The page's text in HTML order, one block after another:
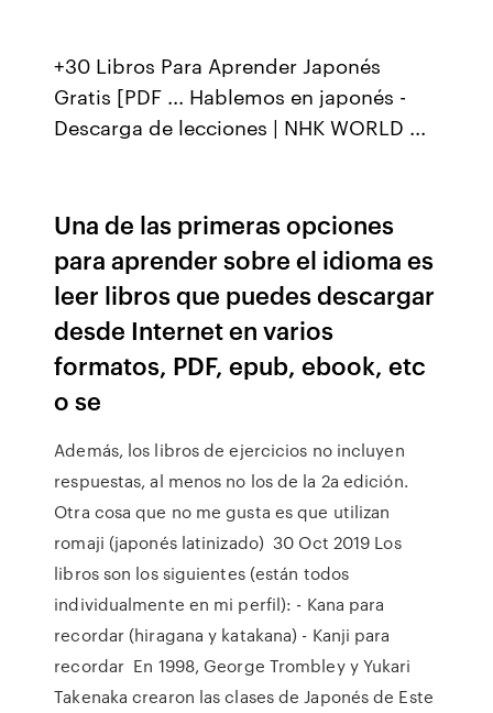
+30 Libros Para Aprender Japonés
Gratis [PDF ... Hablemos en japonés -
Descarga de lecciones | NHK WORLD ...
Una de las primeras opciones
para aprender sobre el idioma es
leer libros que puedes descargar
desde Internet en varios
formatos, PDF, epub, ebook, etc
o se
Además, los libros de ejercicios no incluyen
respuestas, al menos no los de la 2a edición.
Otra cosa que no me gusta es que utilizan
romaji (japonés latinizado) 30 Oct 2019 Los
libros son los siguientes (están todos
individualmente en mi perfil): - Kana para
recordar (hiragana y katakana) - Kanji para
recordar En 1998, George Trombley y Yukari
Takenaka crearon las clases de Japonés de Este